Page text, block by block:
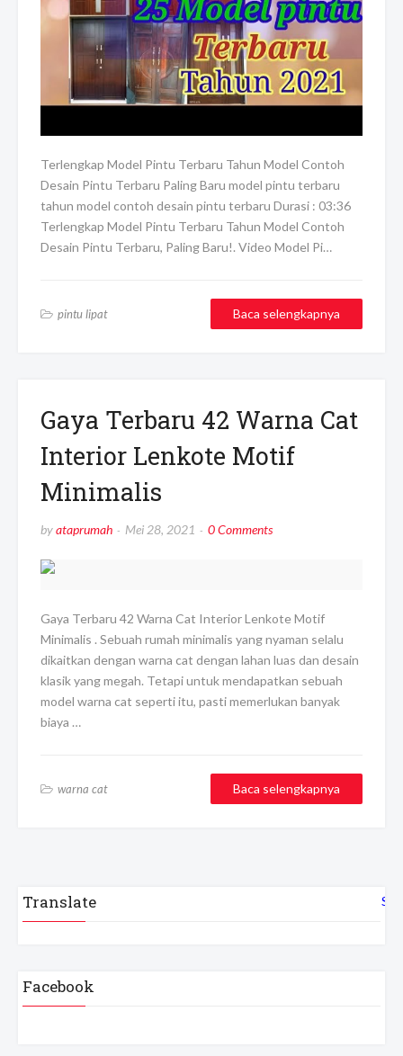
Terlengkap Model Pintu Terbaru Tahun Model Contoh
Desain Pintu Terbaru Paling Baru model pintu terbaru
tahun model contoh desain pintu terbaru Durasi : 03:36
Terlengkap Model Pintu Terbaru Tahun Model Contoh
Desain Pintu Terbaru, Paling Baru!. Video Model Pi…
pintu lipat Baca selengkapnya
Gaya Terbaru 42 Warna Cat
Interior Lenkote Motif
Minimalis
byataprumah Mei 28, 2021 0 Comments
Gaya Terbaru 42 Warna Cat Interior Lenkote Motif
Minimalis . Sebuah rumah minimalis yang nyaman selalu
dikaitkan dengan warna cat dengan lahan luas dan desain
klasik yang megah. Tetapi untuk mendapatkan sebuah
model warna cat seperti itu, pasti memerlukan banyak
biaya …
warna cat Baca selengkapnya
Translate
Facebook